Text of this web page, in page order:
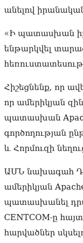
անելով
«Ի պատասխան
ենթարկվել
Հիշեցնենք, որ
որ ամերիկյան
պատասխան
գործողության
և Հորմուզի
ԱՄՆ նախագահ
ամերիկյան
պատասխանել
CENTCOM-ը
հարվածներ